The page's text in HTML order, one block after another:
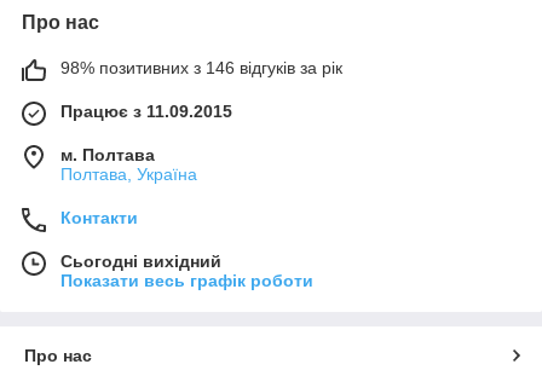
Про нас
98% позитивних з 146 відгуків за рік
Працює з 11.09.2015
м. Полтава
Полтава, Україна
Контакти
Сьогодні вихідний
Показати весь графік роботи
Про нас